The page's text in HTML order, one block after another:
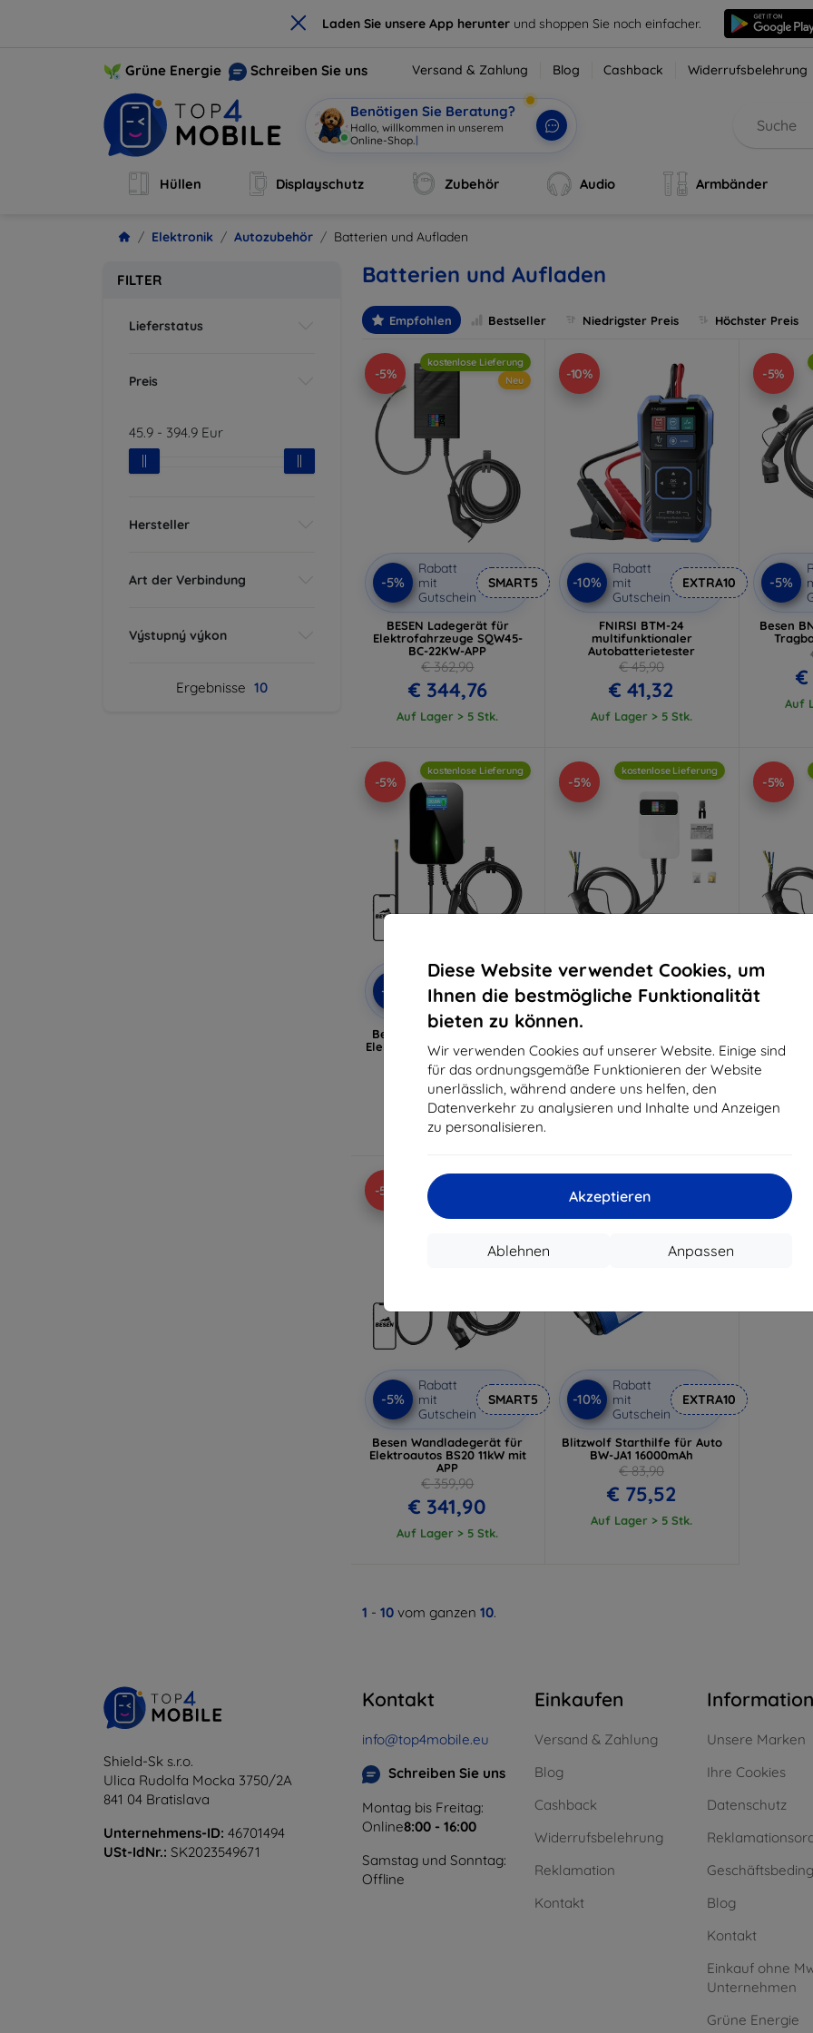
× Laden Sie unsere App herunter und shoppen Sie noch einfacher.
Diese Website verwendet Cookies, um
Ihnen die bestmögliche Funktionalität
bieten zu können.
Wir verwenden Cookies auf unserer Website. Einige sind
für das ordnungsgemäße Funktionieren der Website
unerlässlich, während andere uns helfen, den
Datenverkehr zu analysieren und Inhalte und Anzeigen
zu personalisieren.
Akzeptieren
Anpassen
Ablehnen
Grüne Energie Schreiben Sie uns Versand & Zahlung Blog Cashback Widerrufsbelehrung
Benötigen Sie Beratung?
Hallo, willkommen in unserem
Online-Shop. |
Hüllen Displayschutz Zubehör Audio Armbänder
Elektronik Autozubehör Batterien und Aufladen
FILTER
Lieferstatus
Preis
45.9 - 394.9 Eur
Hersteller
Art der Verbindung
Výstupný výkon
Ergebnisse 10
Batterien und Aufladen
Empfohlen Bestseller Niedrigster Preis Höchster Preis
-5%
kostenlose Lieferung
Neu
-5%
Rabatt
mit
Gutschein
SMART5
BESEN Ladegerät für
Elektrofahrzeuge SQW45-
BC-22KW-APP
€ 362,90
€ 344,76
Auf Lager > 5 Stk.
-10%
-10%
Rabatt
mit
Gutschein
EXTRA10
FNIRSI BTM-24
multifunktionaler
Autobatterietester
€ 45,90
€ 41,32
Auf Lager > 5 Stk.
-5%
-5%
Besen
€
Auf
-5%
kostenlose Lieferung
-5%
Rabatt
mit
Gutschein
SMART5
Besen Wandladegerät für
Elektroautos BS20 22kW APP
€ 394,90
€ 375,16
Auf Lager > 5 Stk.
-5%
kostenlose Lieferung
-5%
Rabatt
mit
Gutschein
SMART5
Elektroautos SQ20-22KW-
APP
€ 344,90
€ 327,66
-5%
Besen
Auf
-5%
kostenlose Lieferung
-5%
Rabatt
mit
Gutschein
SMART5
Besen Wandladegerät für
Elektroautos BS20 11kW mit
APP
€ 359,90
€ 341,90
Auf Lager > 5 Stk.
-10%
-10%
Rabatt
mit
Gutschein
EXTRA10
Blitzwolf Starthilfe für Auto
BW-JA1 16000mAh
€ 83,90
€ 75,52
Auf Lager > 5 Stk.
1 - 10 vom ganzen 10.
Shield-Sk s.r.o.
Ulica Rudolfa Mocka 3750/2A
841 04 Bratislava
Unternehmens-ID: 46701494
USt-IdNr.: SK2023549671
Kontakt
info@top4mobile.eu
Schreiben Sie uns
Montag bis Freitag:
Online8:00 - 16:00
Samstag und Sonntag:
Offline
Einkaufen
Versand & Zahlung
Blog
Cashback
Widerrufsbelehrung
Reklamation
Kontakt
Information
Unsere Marken
Ihre Cookies
Datenschutz
Blog
Kontakt
Einkauf ohne
Unternehmen
Grüne Energie